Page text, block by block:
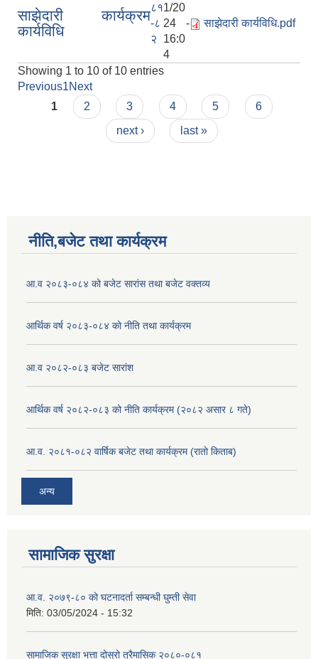
साझेदारी कार्यक्रम
कार्यविधि
८१
-८
२
1/20
24 -
16:0
4
साझेदारी कार्यविधि.pdf
Showing 1 to 10 of 10 entries
Previous1Next
Pages
1 2 3 4 5
6
next ›
last »
नीति,बजेट तथा कार्यक्रम
आ.व २०८३-०८४ को बजेट सारांस तथा बजेट वक्तव्य
आर्थिक वर्ष २०८३-०८४ को नीति तथा कार्यक्रम
आ.व २०८२-०८३ बजेट सारांश
आर्थिक वर्ष २०८२-०८३ को नीति कार्यक्रम (२०८२ असार ८ गते)
आ.व. २०८१-०८२ वार्षिक बजेट तथा कार्यक्रम (रातो किताब)
अन्य
सामाजिक सुरक्षा
आ.व. २०७९-८० को घटनादर्ता सम्बन्धी घुम्ती सेवा
मिति: 03/05/2024 - 15:32
सामाजिक सुरक्षा भत्ता दोस्रो त्रैमासिक २०८०-०८१